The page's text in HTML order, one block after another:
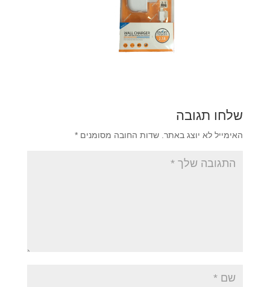
שלחו תגובה
האימייל לא יוצג באתר. שדות החובה מסומנים *